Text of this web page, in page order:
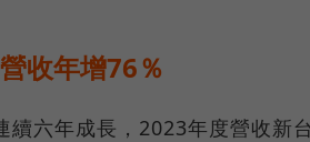
收年增76％
續六年成長，2023年度營收新